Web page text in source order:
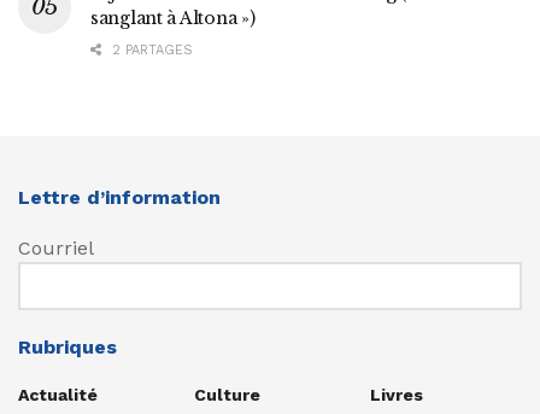
sanglant à Altona »)
2 PARTAGES
Lettre d’information
Courriel
Rubriques
Actualité
Culture
Livres